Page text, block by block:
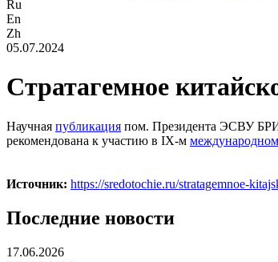
Ru
En
Zh
05.07.2024
Стратагемное
Научная публикация пом. Президента
рекомендована к участию в IX-м
Источник: https://sredotochie.ru/stratagemnoe-
Последние новости
17.06.2026